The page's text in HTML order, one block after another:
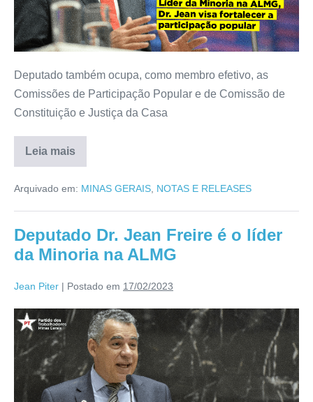
Deputado também ocupa, como membro efetivo, as
Comissões de Participação Popular e de Comissão de
Constituição e Justiça da Casa
Leia mais
Arquivado em: MINAS GERAIS NOTAS E RELEASES
Deputado Dr. Jean Freire é o líder
da Minoria na ALMG
Jean Piter | Postado em 17/02/2023